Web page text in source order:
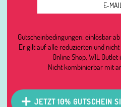
Gutscheinbedingungen: einlösbar
Er gilt auf alle reduzierten und
Online Shop, WIL
Nicht kombinierbar mit
JETZT 10% GUTSCHEIN